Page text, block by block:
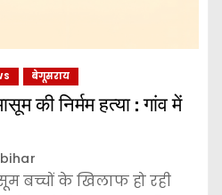
बेगूसराय
की निर्मम हत्या : गांव में
बच्चों के खिलाफ हो रही